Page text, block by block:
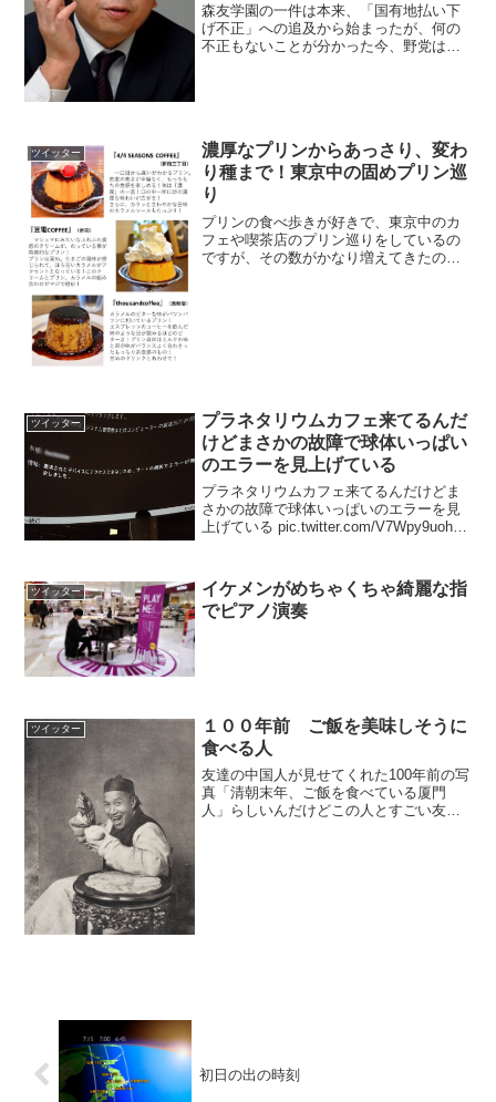
森友学園の一件は本来、「国有地払い下
げ不正」への追及から始まったが、何の
不正もないことが分かった今、野党は一
ツイッター
濃厚なプリンからあっさり、変わ
り種まで！東京中の固めプリン巡
り
プリンの食べ歩きが好きで、東京中のカ
フェや喫茶店のプリン巡りをしているの
ですが、その数がかなり増えてきたので
ツイッター
プラネタリウムカフェ来てるんだ
けどまさかの故障で球体いっぱい
のエラーを見上げている
プラネタリウムカフェ来てるんだけどま
さかの故障で球体いっぱいのエラーを見
上げている pic.twitter.com/V7Wpy9uohu
ツイッター
イケメンがめちゃくちゃ綺麗な指
でピアノ演奏
ツイッター
１００年前 ご飯を美味しそうに
食べる人
友達の中国人が見せてくれた100年前の写
真「清朝末年、ご飯を食べている厦門
人」らしいんだけどこの人とすごい友達
初日の出の時刻